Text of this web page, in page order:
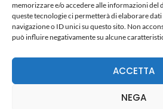
memorizzare e/o accedere alle informazioni del
queste tecnologie ci permetterà di elaborare
navigazione o ID unici su questo sito. Non
può influire negativamente su alcune
ACCETTA
NEGA
Tecnologia
Telefonia
Privacy Policy